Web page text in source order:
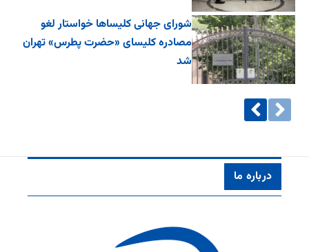
شورای جهانی کلیساها خواستار لغو
مصادره کلیسای «حضرت پطرس» تهران
شد
درباره ما